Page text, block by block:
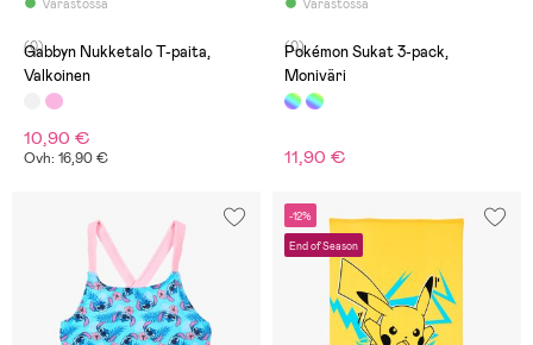
(0)
Gabbyn Nukketalo T-paita,
Valkoinen
10,90 €
Ovh: 16,90 €
(0)
Pokémon Sukat 3-pack,
Moniväri
11,90 €
-12%
End of Season